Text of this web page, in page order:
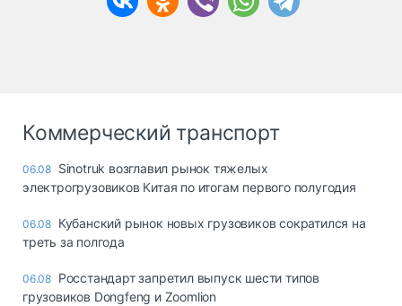
Коммерческий транспорт
06.08 Sinotruk возглавил рынок тяжелых
электрогрузовиков Китая по итогам первого полугодия
06.08 Кубанский рынок новых грузовиков сократился на
треть за полгода
06.08 Росстандарт запретил выпуск шести типов
грузовиков Dongfeng и Zoomlion